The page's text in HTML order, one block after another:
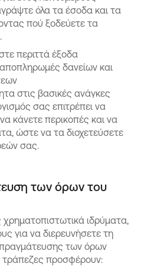
όλα τα έσοδα και τα
πού ξοδεύετε τα
περιττά έξοδα
δανείων και
στις βασικές ανάγκες
σας επιτρέπει να
κάνετε περικοπές και να
ώστε να τα διοχετεύσετε
σας.
των όρων του
ιδρύματα,
για να διερευνήσετε τη
των όρων
προσφέρουν: